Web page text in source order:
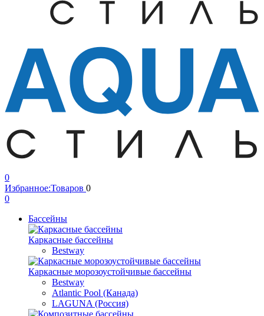
0
Избранное:Товаров 0
0
Бассейны
Каркасные бассейны
Bestway
Каркасные морозоустойчивые бассейны
Bestway
Atlantic Pool (Канада)
LAGUNA (Россия)